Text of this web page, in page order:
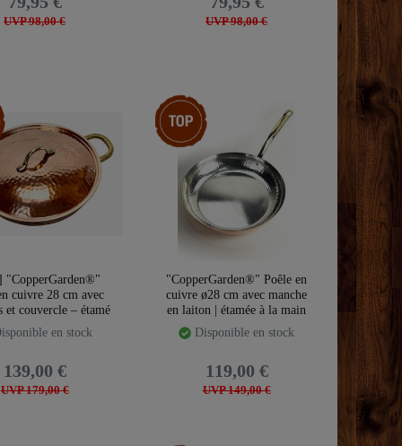
UVP 98,00 € UVP 98,00 €
"CopperGarden®"
cuivre 28 cm avec
et couvercle – étamé
en stock
UVP 179,00 €
139,00 €
Article phare
"CopperGarden®" Poêle en
cuivre ø28 cm avec manche
en laiton | étamée à la main
Disponible en stock
UVP 149,00 €
119,00 €